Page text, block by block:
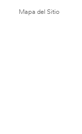
Mapa del Sitio